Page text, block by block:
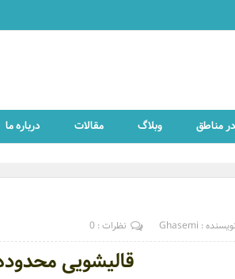
مناطق وبلاگ مقالات درباره ما
نویسنده : Ghasemi نظرات : 0
قالیشویی